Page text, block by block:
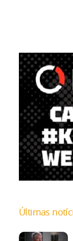
Últimas